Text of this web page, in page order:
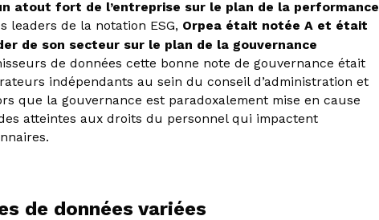
atout fort de l’entreprise sur le plan de la performance
leaders de la notation ESG, Orpea était notée A et était
de son secteur sur le plan de la gouvernance
de données cette bonne note de gouvernance était
indépendants au sein du conseil d’administration et
que la gouvernance est paradoxalement mise en cause
atteintes aux droits du personnel qui impactent
de données variées